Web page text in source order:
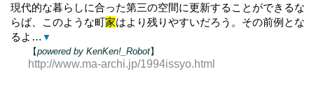
現代的な暮らしに合った第三の空間に更新することができるな
らば、このような町家はより残りやすいだろう。その前例とな
るよ… ▼
【powered by KenKen!_Robot】
http://www.ma-archi.jp/1994issyo.html